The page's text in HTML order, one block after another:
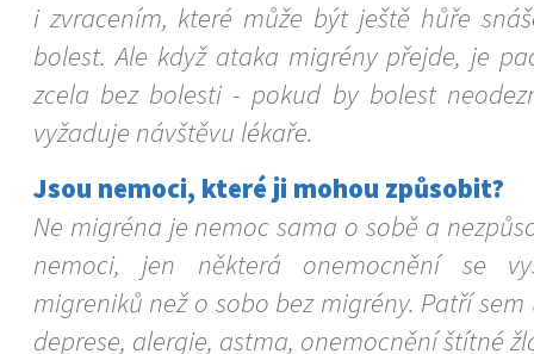
i zvracením, které může být ještě hůře
bolest. Ale když ataka migrény přejde, je
zcela bez bolesti - pokud by bolest
vyžaduje návštěvu lékaře.
Jsou nemoci, které ji mohou způsobit?
Ne migréna je nemoc sama o sobě a
nemoci, jen některá onemocnění se
migreniků než o sobo bez migrény. Patří
deprese, alergie, astma, onemocnění štítné